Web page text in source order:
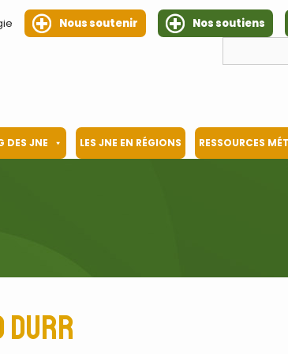
Nous soutenir Nos soutiens
DES JNE LES JNE EN RÉGIONS RESSOURCES
Durr